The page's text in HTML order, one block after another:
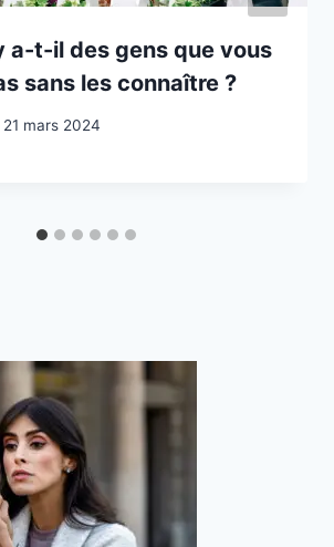
a-t-il des gens que vous
sans les connaître ?
21 mars 2024